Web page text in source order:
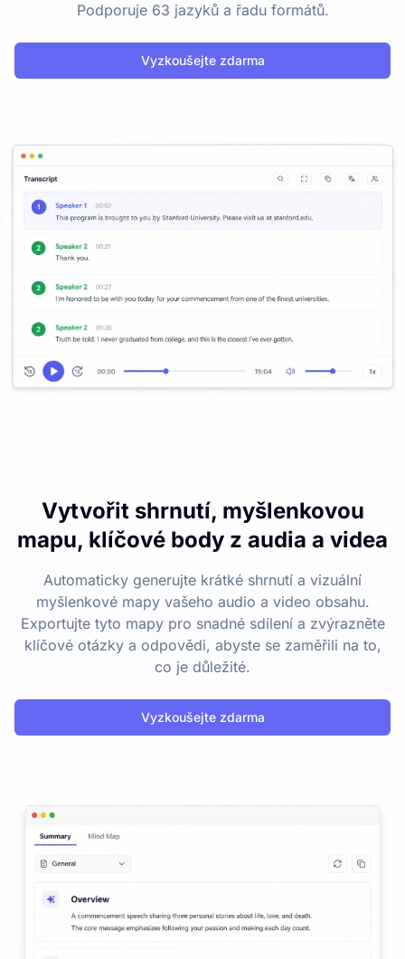
Podporuje 63 jazyků a řadu formátů.
Vyzkoušejte zdarma
Vytvořit shrnutí, myšlenkovou
mapu, klíčové body z audia a videa
Automaticky generujte krátké shrnutí a vizuální
myšlenkové mapy vašeho audio a video obsahu.
Exportujte tyto mapy pro snadné sdílení a zvýrazněte
klíčové otázky a odpovědi, abyste se zaměřili na to,
co je důležité.
Vyzkoušejte zdarma